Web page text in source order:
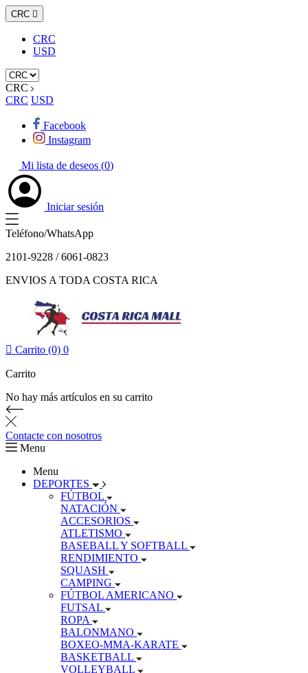
CRC 
CRC
USD
CRC
CRC USD
Facebook
Instagram
Mi lista de deseos (0)
Iniciar sesión
Teléfono/WhatsApp
2101-9228 / 6061-0823
ENVIOS A TODA COSTA RICA
 Carrito (0) 0
Carrito
No hay más artículos en su carrito
Contacte con nosotros
Menu
Menu
DEPORTES
FÚTBOL
NATACIÓN
ACCESORIOS
ATLETISMO
BASEBALL Y SOFTBALL
RENDIMIENTO
SQUASH
CAMPING
FÚTBOL AMERICANO
FUTSAL
ROPA
BALONMANO
BOXEO-MMA-KARATE
BASKETBALL
VOLLEYBALL